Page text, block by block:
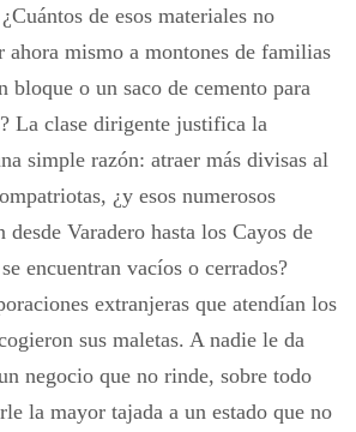
de esos materiales no
ahora mismo a montones de familias
bloque o un saco de cemento para
La clase dirigente justifica la
simple razón: atraer más divisas al
¿y esos numerosos
desde Varadero hasta los Cayos de
encuentran vacíos o cerrados?
extranjeras que atendían los
sus maletas. A nadie le da
negocio que no rinde, sobre todo
la mayor tajada a un estado que no